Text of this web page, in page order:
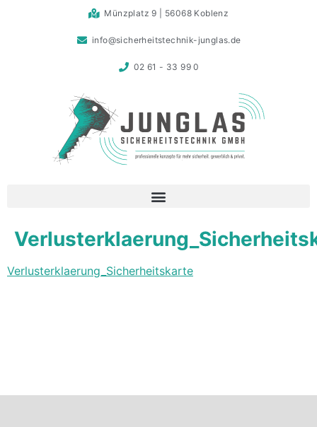
Münzplatz 9 | 56068 Koblenz
info@sicherheitstechnik-junglas.de
02 61 - 33 99 0
Verlusterklaerung_Sicherheitskarte